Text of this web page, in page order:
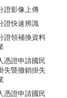
證影像上傳
證快速辨識
證領補換資料
憑證申請國民
失暨撤銷掛失
憑證申請國民